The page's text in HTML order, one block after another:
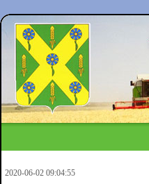
2020-06-02 09:04:55